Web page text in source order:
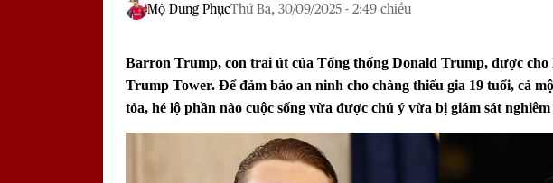
Mộ Dung PhụcThứ Ba, 30/09/2025 - 2:49 chiều
Barron Trump, con trai út của Tổng thống Donald Trump, được cho
Trump Tower. Để đảm bảo an ninh cho chàng thiếu gia 19 tuổi, cả
tỏa, hé lộ phần nào cuộc sống vừa được chú ý vừa bị giám sát